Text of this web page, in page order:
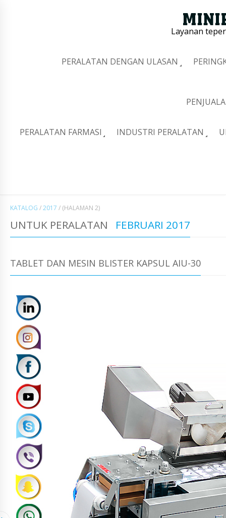
Layanan
PERALATAN DENGAN ULASAN
PERALATAN FARMASI INDUSTRI PERALATAN
KATALOG /2017 / (HALAMAN 2)
UNTUK PERALATAN FEBRUARI 2017
TABLET DAN MESIN BLISTER KAPSUL AIU-30